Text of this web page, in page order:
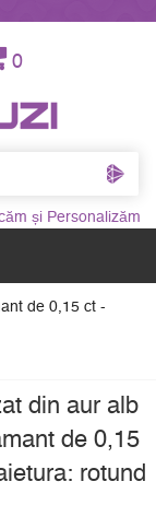
0
și Personalizăm
de 0,15 ct -
din aur alb
de 0,15
rotund